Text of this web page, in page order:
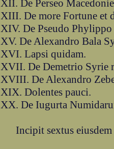
XII. De Perseo
XIII. De more Fortune et
XIV. De Pseudo
XV. De Alexandro Bala
XVI. Lapsi quidam.
XVII. De Demetrio Syrie
XVIII. De Alexandro
XIX. Dolentes pauci.
XX. De Iugurta
Incipit sextus eiusdem